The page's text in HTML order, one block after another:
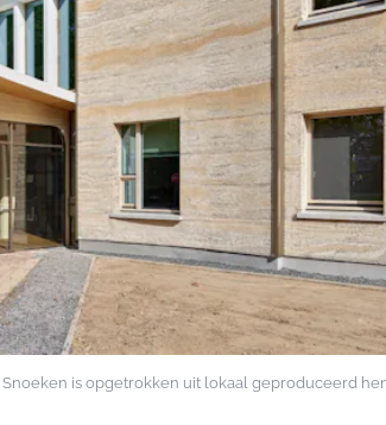
is opgetrokken uit lokaal geproduceerd